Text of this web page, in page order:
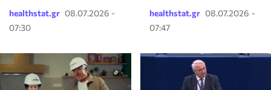
healthstat.gr 08.07.2026 -
07:30
healthstat.gr 08.07.2026 -
07:47